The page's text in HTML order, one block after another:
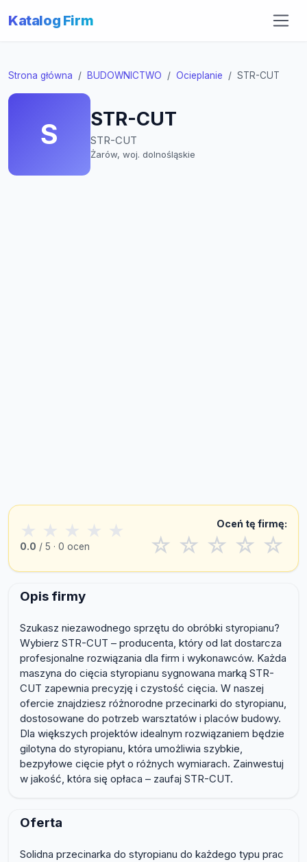
Katalog Firm
Strona główna BUDOWNICTWO Ocieplanie STR-CUT
S STR-CUT
STR-CUT
Żarów, woj. dolnośląskie
★ ★ ★ ★ ★
0.0 / 5 · 0 ocen
Oceń tę firmę:
☆ ☆ ☆ ☆ ☆
Opis firmy
Szukasz niezawodnego sprzętu do obróbki styropianu?
Wybierz STR-CUT – producenta, który od lat dostarcza
profesjonalne rozwiązania dla firm i wykonawców. Każda
maszyna do cięcia styropianu sygnowana marką STR-
CUT zapewnia precyzję i czystość cięcia. W naszej
ofercie znajdziesz różnorodne przecinarki do styropianu,
dostosowane do potrzeb warsztatów i placów budowy.
Dla większych projektów idealnym rozwiązaniem będzie
gilotyna do styropianu, która umożliwia szybkie,
bezpyłowe cięcie płyt o różnych wymiarach. Zainwestuj
w jakość, która się opłaca – zaufaj STR-CUT.
Oferta
Solidna przecinarka do styropianu do każdego typu prac